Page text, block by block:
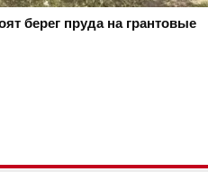
берег пруда на грантовые